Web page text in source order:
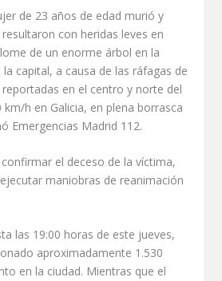
de 23 años de edad murió y
con heridas leves en
de un enorme árbol en la
capital, a causa de las ráfagas de
en el centro y norte del
km/h en Galicia, en plena borrasca
Emergencias Madrid 112.
el deceso de la víctima,
maniobras de reanimación
las 19:00 horas de este jueves,
aproximadamente 1.530
en la ciudad. Mientras que el